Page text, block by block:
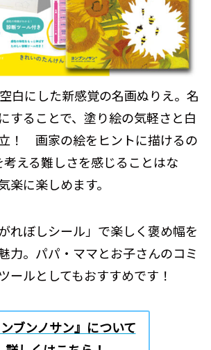
白にした新感覚の名画ぬりえ。名
することで、塗り絵の気軽さと白
！ 画家の絵をヒントに描けるの
える難しさを感じることはな
楽に楽しめます。
れぼしシール」で楽しく褒め幅を
力。パパ・ママとお子さんのコミ
ールとしてもおすすめです！
ンブンノサン』について